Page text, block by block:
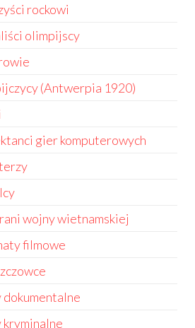
rockowi
olimpijscy
(Antwerpia 1920)
gier komputerowych
wojny wietnamskiej
filmowe